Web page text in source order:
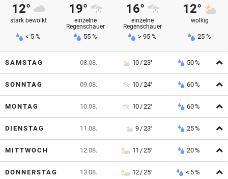
12°
stark bewölkt
< 5 %
19°
einzelne
Regenschauer
55 %
16°
einzelne
Regenschauer
> 95 %
12°
wolkig
25 %
SAMSTAG 08.08. 10 / 23° 50 %
SONNTAG 09.08. 10 / 24° 60 %
MONTAG 10.08. 10 / 22° 60 %
DIENSTAG 11.08. 9 / 23° 25 %
MITTWOCH 12.08. 11 / 25° 20 %
DONNERSTAG 13.08. 12 / 25° < 5 %